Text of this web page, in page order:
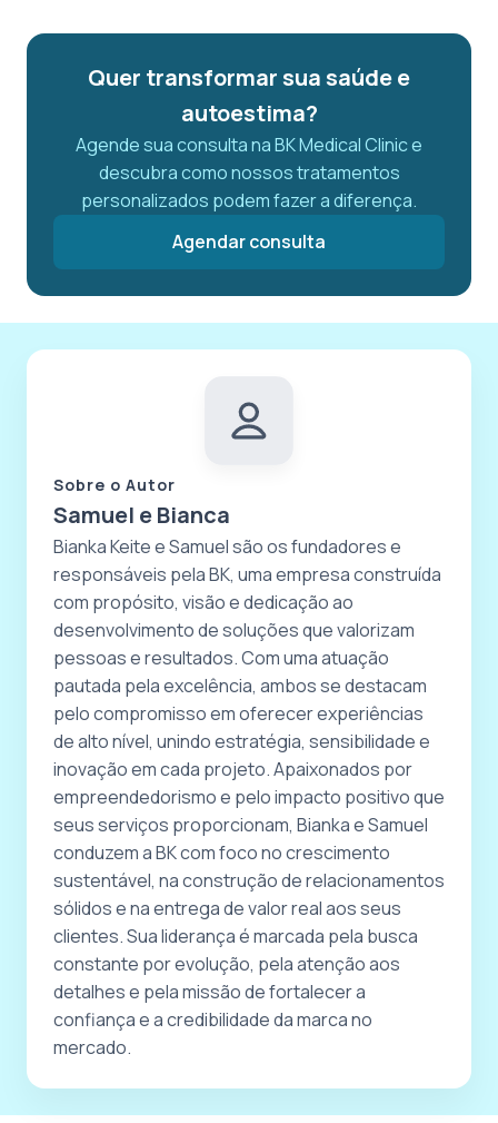
Quer transformar sua saúde e
autoestima?
Agende sua consulta na BK Medical Clinic e
descubra como nossos tratamentos
personalizados podem fazer a diferença.
Agendar consulta
Sobre o Autor
Samuel e Bianca
Bianka Keite e Samuel são os fundadores e
responsáveis pela BK, uma empresa construída
com propósito, visão e dedicação ao
desenvolvimento de soluções que valorizam
pessoas e resultados. Com uma atuação
pautada pela excelência, ambos se destacam
pelo compromisso em oferecer experiências
de alto nível, unindo estratégia, sensibilidade e
inovação em cada projeto. Apaixonados por
empreendedorismo e pelo impacto positivo que
seus serviços proporcionam, Bianka e Samuel
conduzem a BK com foco no crescimento
sustentável, na construção de relacionamentos
sólidos e na entrega de valor real aos seus
clientes. Sua liderança é marcada pela busca
constante por evolução, pela atenção aos
detalhes e pela missão de fortalecer a
confiança e a credibilidade da marca no
mercado.